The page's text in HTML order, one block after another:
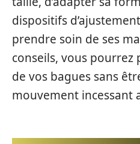
dispositifs
prendre soin de ses
conseils, vous
de vos bagues sans
mouvement incessant